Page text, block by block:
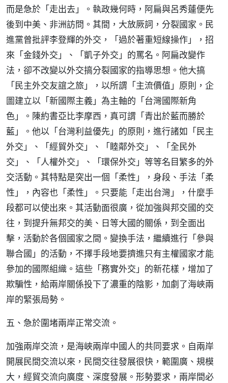
而是急於「走出去」。執政幾何時，阿扁與呂秀蓮便先
後到中美、非洲訪問。其間，大放厥詞，分裂國家。民
進黨曾批評李登輝的外交，「過於著重短線操作」，招
來「金錢外交」、「凱子外交」的罵名。阿扁改變作
法，卻不改變以外交搞分裂國家的指導思想。他大搞
「民主外交友誼之旅」，以所謂「主流價值」原則，企
圖建立以「新國際主義」為主軸的「台灣國際新角
色」。陳約書亞比李摩西，真可謂「青出於藍而勝於
藍」。他以「台灣利益優先」的原則，進行諸如「民主
外交」、「經貿外交」、「睦鄰外交」、「全民外
交」、「人權外交」、「環保外交」等等名目繁多的外
交活動。其特點是突出一個「柔性」，身段、手法「柔
性」，內容也「柔性」。只要能「走出台灣」，什麼手
段都可以使出來。其活動面很廣，從加強與邦交國的交
往，到提升無邦交的美、日等大國的關係，到全面出
擊，活動於各個國家之間。變換手法，繼續進行「參與
聯合國」的活動，不擇手段地要擠進只有主權國家才能
參加的國際組織。這些「務實外交」的新花樣，增加了
欺騙性，給兩岸關係投下了濃重的陰影，加劇了海峽兩
岸的緊張局勢。
五、急於圍堵兩岸正常交流。
加強兩岸交流，是海峽兩岸中國人的共同要求。自兩岸
開展民間交流以來，民間交往發展很快，範圍廣、規模
大，經貿交流向廣度、深度發展。形勢要求，兩岸間必